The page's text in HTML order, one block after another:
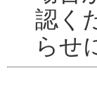
認く
らせ